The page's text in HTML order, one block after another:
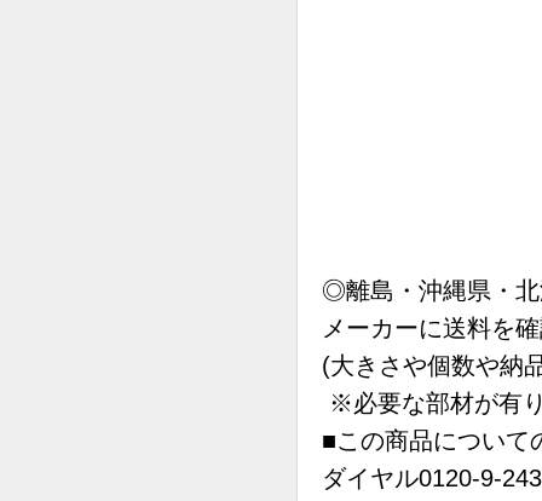
◎離島・沖縄県・
メーカーに送料を
(大きさや個数や納
※必要な部材が有
■この商品につい
ダイヤル0120-9-